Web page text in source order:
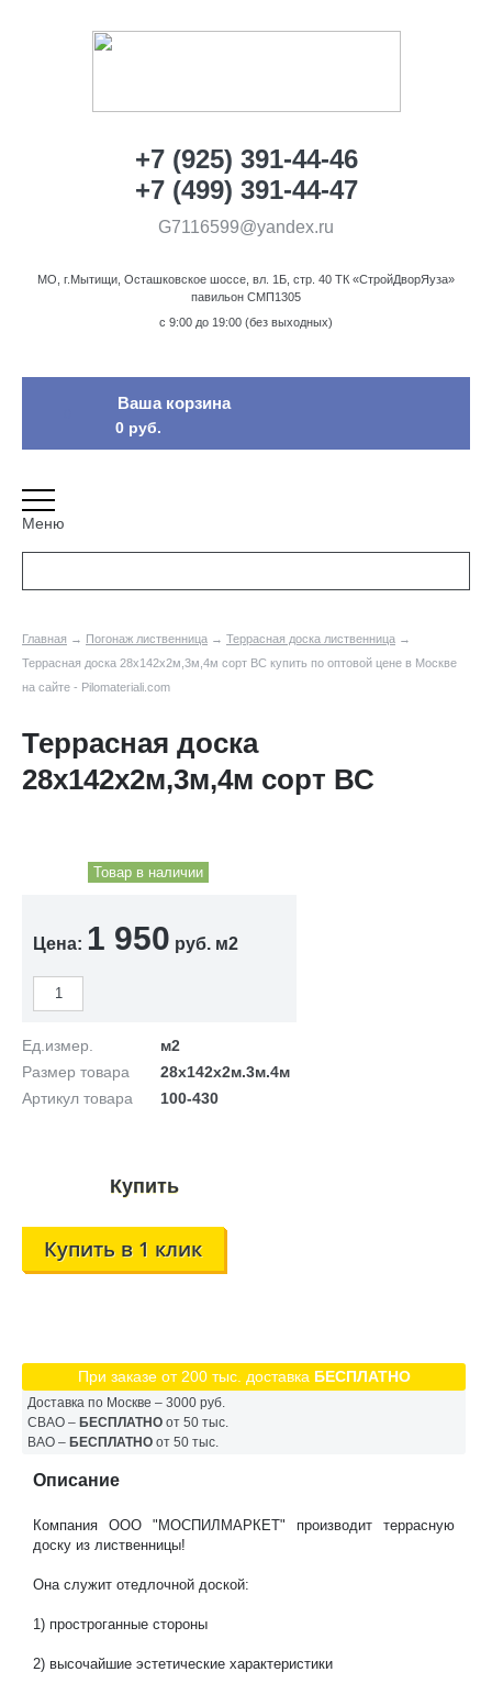
+7 (925) 391-44-46
+7 (499) 391-44-47
G7116599@yandex.ru
МО, г.Мытищи, Осташковское шоссе, вл. 1Б, стр. 40 ТК «СтройДворЯуза»
павильон СМП1305
c 9:00 до 19:00 (без выходных)
Ваша корзина
0 руб.
Меню
Главная → Погонаж лиственница → Террасная доска лиственница →
Террасная доска 28х142х2м,3м,4м сорт ВС купить по оптовой цене в Москве
на сайте - Pilomateriali.com
Террасная доска
28х142х2м,3м,4м сорт ВС
Товар в наличии
Цена: 1 950 руб. м2
Ед.измер.
м2
Размер товара
28х142х2м.3м.4м
Артикул товара
100-430
Купить в 1 клик
При заказе от 200 тыс. доставка БЕСПЛАТНО
Доставка по Москве – 3000 руб.
СВАО – БЕСПЛАТНО от 50 тыс.
ВАО – БЕСПЛАТНО от 50 тыс.
Описание
Компания ООО "МОСПИЛМАРКЕТ" производит террасную
доску из лиственницы!
Она служит отедлочной доской:
1) простроганные стороны
2) высочайшие эстетические характеристики